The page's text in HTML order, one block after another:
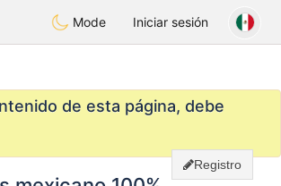
MexicoCitas
Mode Iniciar sesión
de esta página, debe
Registro